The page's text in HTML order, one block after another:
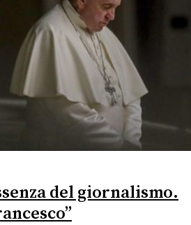
del giornalismo.